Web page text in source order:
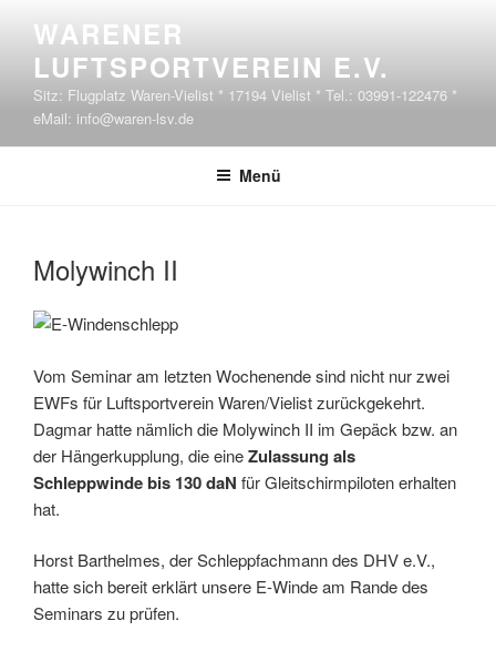
WARENER
LUFTSPORTVEREIN E.V.
Sitz: Flugplatz Waren-Vielist * 17194 Vielist * Tel.: 03991-122476 *
eMail: info@waren-lsv.de
Menü
Molywinch II
Vom Seminar am letzten Wochenende sind nicht nur zwei
EWFs für Luftsportverein Waren/Vielist zurückgekehrt.
Dagmar hatte nämlich die Molywinch II im Gepäck bzw. an
der Hängerkupplung, die eineZulassung als
Schleppwinde bis 130 daN für Gleitschirmpiloten erhalten
hat.
Horst Barthelmes, der Schleppfachmann des DHV e.V.,
hatte sich bereit erklärt unsere E-Winde am Rande des
Seminars zu prüfen.